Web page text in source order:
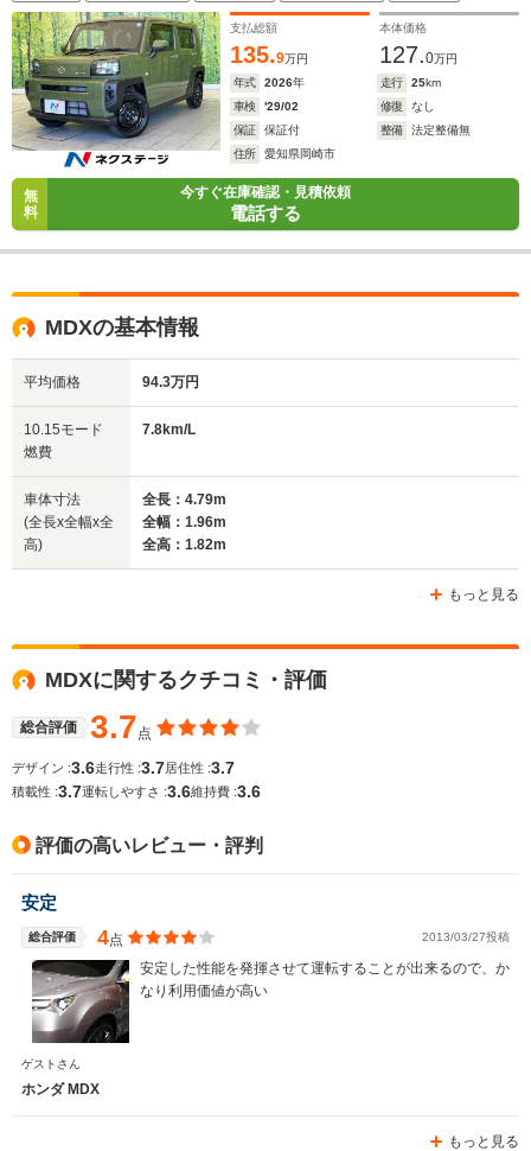
駆動方式 FF、4WD 4WD 4WD
支払総額
135.9万円
本体価格
127.0万円
年式
2026年 走行 25km
車検
'29/02 修復
なし
保証
保証付 整備
法定整備無
住所
愛知県岡崎市
無
料
今すぐ在庫確認・見積依頼
電話する
MDXの基本情報
平均価格 94.3万円
10.15モード
燃費
7.8km/L
車体寸法
(全長x全幅x全
高)
全長：4.79m
全幅：1.96m
全高：1.82m
もっと見る
MDXに関するクチコミ・評価
総合評価 3.7点
デザイン :3.6走行性 :3.7居住性 :3.7
積載性 :3.7運転しやすさ :3.6維持費 :3.6
評価の高いレビュー・評判
安定
総合評価 4点 2013/03/27投稿
安定した性能を発揮させて運転することが出来るので、か
なり利用価値が高い
ゲストさん
ホンダ MDX
もっと見る